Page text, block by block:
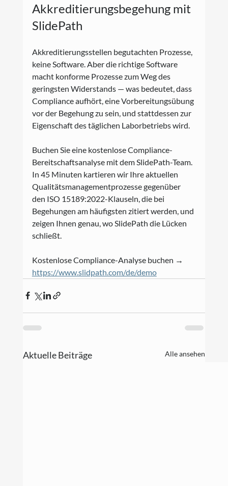
Akkreditierungsbegehung mit
SlidePath
Akkreditierungsstellen begutachten Prozesse,
keine Software. Aber die richtige Software
macht konforme Prozesse zum Weg des
geringsten Widerstands — was bedeutet, dass
Compliance aufhört, eine Vorbereitungsübung
vor der Begehung zu sein, und stattdessen zur
Eigenschaft des täglichen Laborbetriebs wird.
Buchen Sie eine kostenlose Compliance-
Bereitschaftsanalyse mit dem SlidePath-Team.
In 45 Minuten kartieren wir Ihre aktuellen
Qualitätsmanagementprozesse gegenüber
den ISO 15189:2022-Klauseln, die bei
Begehungen am häufigsten zitiert werden, und
zeigen Ihnen genau, wo SlidePath die Lücken
schließt.
Kostenlose Compliance-Analyse buchen →
https://www.slidpath.com/de/demo
Aktuelle Beiträge Alle ansehen